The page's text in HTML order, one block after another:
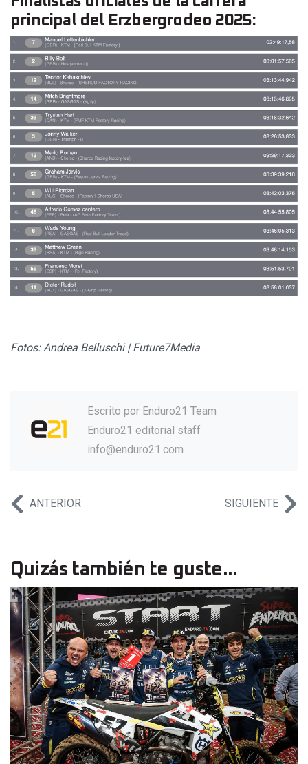
principal del Erzbergrodeo 2025:
Fotos: Andrea Belluschi | Future7Media
Escrito por Enduro21 Team
Enduro21 editorial staff
info@enduro21.com
ANTERIOR SIGUIENTE
Quizás también te guste...